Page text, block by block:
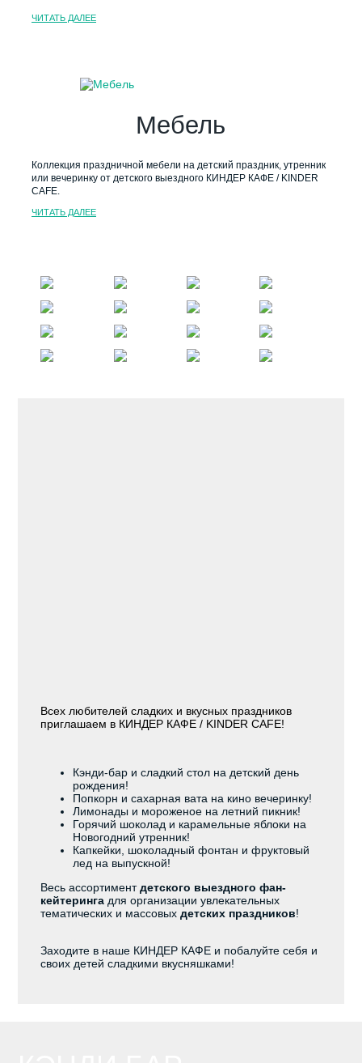
ЧИТАТЬ ДАЛЕЕ
Мебель
Коллекция праздничной мебели на детский праздник, утренник
или вечеринку от детского выездного КИНДЕР КАФЕ / KINDER
CAFE.
ЧИТАТЬ ДАЛЕЕ
Всех любителей сладких и вкусных праздников
приглашаем в КИНДЕР КАФЕ / KINDER CAFE!
Кэнди-бар и сладкий стол на детский день
рождения!
Попкорн и сахарная вата на кино вечеринку!
Лимонады и мороженое на летний пикник!
Горячий шоколад и карамельные яблоки на
Новогодний утренник!
Капкейки, шоколадный фонтан и фруктовый
лед на выпускной!
Весь ассортиментдетского выездного фан-
кейтеринга для организации увлекательных
тематических и массовыхдетских праздников!
Заходите в наше КИНДЕР КАФЕ и побалуйте себя и
своих детей сладкими вкусняшками!